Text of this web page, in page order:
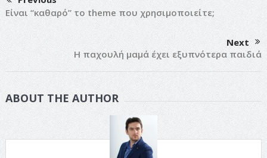
Είναι “καθαρό” το theme που χρησιμοποιείτε;
Next
Η παχουλή μαμά έχει εξυπνότερα παιδιά
ABOUT THE AUTHOR